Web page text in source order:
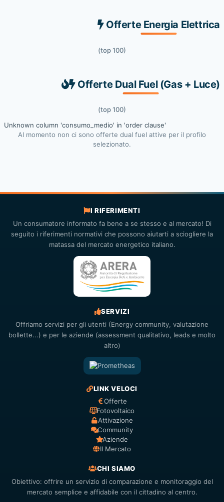
Offerte Energia Elettrica
(top 100)
Offerte Dual Fuel (Gas + Luce)
(top 100)
Unknown column 'consumo_medio' in 'order clause'
Al momento non ci sono offerte dual fuel attive per il profilo
selezionato.
I RIFERIMENTI
Un consumatore informato fa bene a se stesso e al mercato! Di
seguito i riferimenti normativi che possono aiutarti a sciogliere la
matassa del mercato energetico italiano.
SERVIZI
Offriamo servizi per gli utenti (Energy community, valutazione
bollette...) e per le aziende (assessment qualitativo, leads e molto
altro)
LINK VELOCI
Offerte
Fotovoltaico
Attivazione
Community
Aziende
Il Mercato
CHI SIAMO
Obiettivo: offrire un servizio di comparazione e monitoraggio del
mercato semplice e affidabile con il cittadino al centro.